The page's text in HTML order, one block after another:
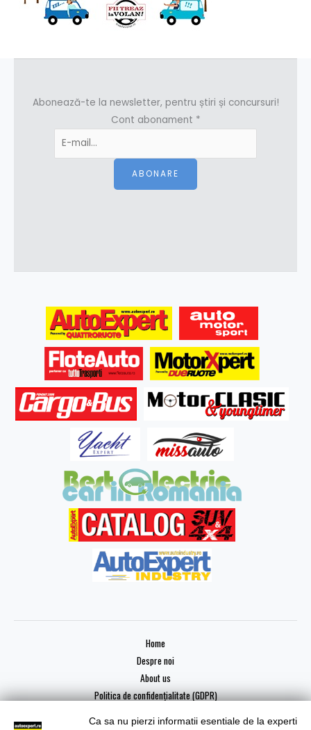
Abonează-te la newsletter, pentru știri și concursuri!
Cont abonament *
ABONARE
Home
Despre noi
About us
Politica de confidențialitate (GDPR)
Ca sa nu pierzi informatii esentiale de la experti